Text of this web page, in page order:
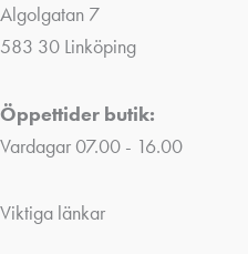
Algolgatan 7
583 30 Linköping
Öppettider butik:
Vardagar 07.00 - 16.00
Viktiga länkar